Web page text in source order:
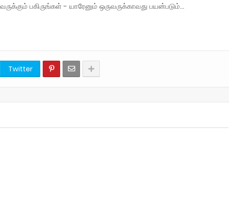
பகிருங்கள் - யாரேனும் ஒருவருக்காவது பயன்படும்...
Twitter